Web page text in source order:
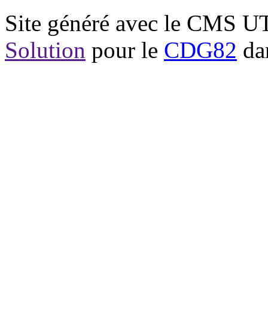
Site généré avec le CMS
Solution pour le CDG82